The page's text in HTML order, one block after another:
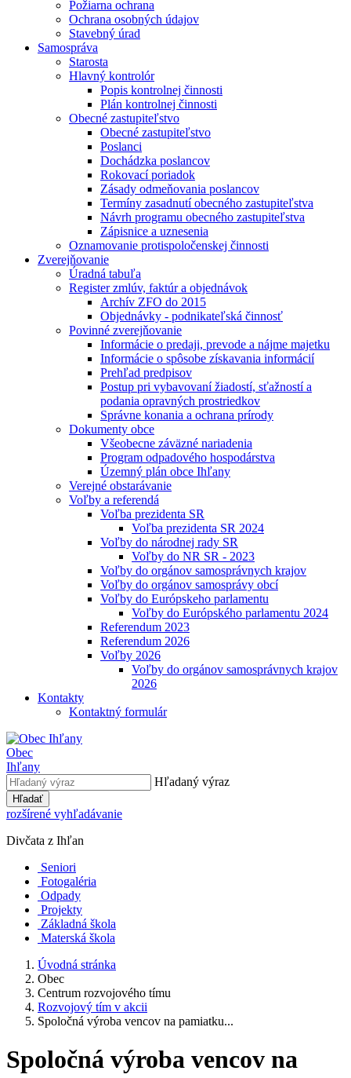
Požiarna ochrana
Ochrana osobných údajov
Stavebný úrad
Samospráva
Starosta
Hlavný kontrolór
Popis kontrolnej činnosti
Plán kontrolnej činnosti
Obecné zastupiteľstvo
Obecné zastupiteľstvo
Poslanci
Dochádzka poslancov
Rokovací poriadok
Zásady odmeňovania poslancov
Termíny zasadnutí obecného zastupiteľstva
Návrh programu obecného zastupiteľstva
Zápisnice a uznesenia
Oznamovanie protispoločenskej činnosti
Zverejňovanie
Úradná tabuľa
Register zmlúv, faktúr a objednávok
Archív ZFO do 2015
Objednávky - podnikateľská činnosť
Povinné zverejňovanie
Informácie o predaji, prevode a nájme majetku
Informácie o spôsobe získavania informácií
Prehľad predpisov
Postup pri vybavovaní žiadostí, sťažností a
podania opravných prostriedkov
Správne konania a ochrana prírody
Dokumenty obce
Všeobecne záväzné nariadenia
Program odpadového hospodárstva
Územný plán obce Ihľany
Verejné obstarávanie
Voľby a referendá
Voľba prezidenta SR
Voľba prezidenta SR 2024
Voľby do národnej rady SR
Voľby do NR SR - 2023
Voľby do orgánov samosprávnych krajov
Voľby do orgánov samosprávy obcí
Voľby do Európskeho parlamentu
Voľby do Európského parlamentu 2024
Referendum 2023
Referendum 2026
Voľby 2026
Voľby do orgánov samosprávnych krajov
2026
Kontakty
Kontaktný formulár
Obec
Ihľany
Hľadaný výraz
Hľadať
rozšírené vyhľadávanie
Divčata z Ihľan
Seniori
Fotogaléria
Odpady
Projekty
Základná škola
Materská škola
Úvodná stránka
Obec
Centrum rozvojového tímu
Rozvojový tím v akcii
Spoločná výroba vencov na pamiatku...
Spoločná výroba vencov na